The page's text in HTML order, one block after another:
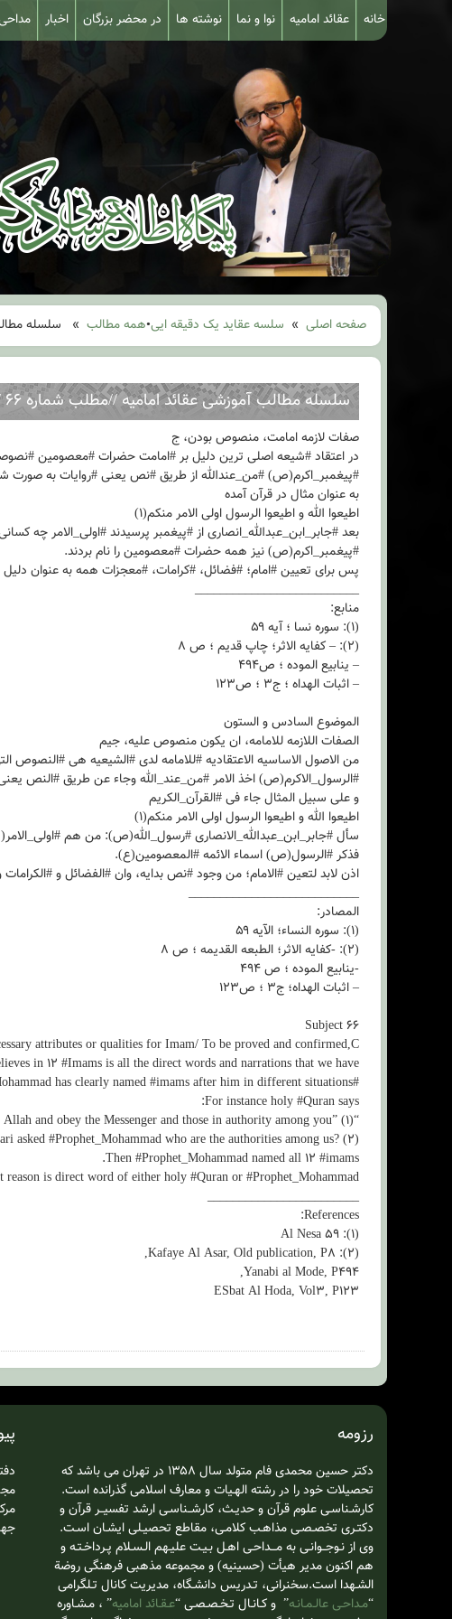
خانه عقائد امامیه نوا و نما نوشته ها در محضر بزرگان اخبار
صفحه اصلی » سلسه عقاید یک دقیقه ایی•همه مطالب » سلسله مطالب آموزشی
سلسله مطالب آموزشی عقائد امامیه //مطلب شماره ۶۶ //صفات لازمه امامت؛ منصوص بودن؛ ج
صفات لازمه امامت، منصوص بودن، ج
در اعتقاد #شیعه اصلی ترین دلیل بر #امامت حضرات #معصومین
#پیغمبر_اکرم(ص) #من_عندالله از طریق #نص یعنی #روایات به صورت
به عنوان مثال در قرآن آمده
اطیعوا الله و اطیعوا الرسول اولی الامر منکم(۱)
بعد #جابر_ابن_عبدالله_انصاری از #پیغمبر پرسیدند #اولی_الامر چه
#پیغمبر_اکرم(ص) نیز همه حضرات #معصومین را نام بردند.
پس برای تعیین #امام؛ #فضائل، #کرامات، #معجزات همه به عنوان
__________________________
منابع:
(۱): سوره نسا ؛ آیه ۵۹
(۲): – کفایه ‌الاثر؛ چاپ قدیم ؛ ص ۸
– ینابیع ‌الموده ؛ ص۴۹۴
– اثبات ‌الهداه ؛ ج۳ ؛ ص۱۲۳
الموضوع السادس و الستون
الصفات اللازمه للامامه، ان یکون منصوص علیه، جیم
من الاصول الاساسیه الاعتقادیه #للامامه لدی #الشیعیه هی #النصوص
#الرسول_الاکرم(ص) اخذ الامر #من_عند_الله وجاء عن طریق #النص
و علی سبیل المثال جاء فی #القرآن_الکریم
اطیعوا الله و اطیعوا الرسول اولی الامر منکم(۱)
سأل #جابر_ابن_عبدالله_الانصاری #رسول_الله(ص): من هم #اولی_الامر(۲)
فذکر #الرسول(ص) اسماء الائمه #المعصومین(ع).
اذن لابد لتعین #الامام؛ من وجود #نص بدایه، وان #الفضائل و #الکرامات و
___________________________
المصادر:
(۱): سوره النساء؛ الآیه ۵۹
(۲): -کفایه ‌الاثر؛ الطبعه القدیمه ؛ ص ۸
-ینابیع ‌الموده ؛ ص ۴۹۴
– اثبات ‌الهداه؛ ج۳ ؛ ص۱۲۳
Subject 66
attributes or qualities for Imam/ To be proved and confirmed,C
in 12 #Imams is all the direct words and narrations that we have.
#Prophet_Mohammad has clearly named #imams after him in different situations.
For instance holy #Quran says:
“Believers, obey Allah and obey the Messenger and those in authority among you” (۱)
asked #Prophet_Mohammad who are the authorities among us? (2)
Then #Prophet_Mohammad named all 12 #imams.
is direct word of either holy #Quran or #Prophet_Mohammad.
________________________
References:
(۱): Al Nesa 59
(۲): Kafaye Al Asar, Old publication, P8,
Yanabi al Mode, P494,
ESbat Al Hoda, Vol3, P123
رزومه
دکتر حسین محمدی فام متولد سال ۱۳۵۸ در تهران می باشد که
تحصیلات خود را در رشته الهـیات و معارف اسلامی گذرانده است.
کارشـناسـی علوم قرآن و حدیـث، کارشــناسـی ارشد تفسیــر قرآن و
دکتـری تخصـصـی مذاهـب کلامـی، مقاطع تحصیـلی ایشـان اسـت.
وی از نـوجــوانـی به مـــداحـی اهـل بـیـت علیـهم الـسـلام‌ پـرداخـتـه و
هم اکنون مدیر هیأت (حسینیه) و مجموعه مذهبی فرهنگی روضة
الشـهدا است.سخنرانی، تـدریس دانشـگاه، مدیریت کانال تـلگرامی
“مـداحـی عالـمـانـه” و کـانـال تـخـصـصـی “عـقـائد امامیه” ، مـشـاوره